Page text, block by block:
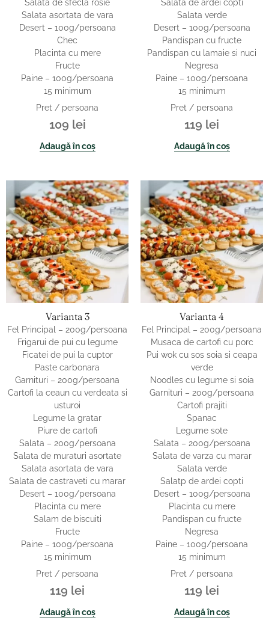
Salata de sfecla rosie
Salata asortata de vara
Desert – 100g/persoana
Chec
Placinta cu mere
Fructe
Paine – 100g/persoana
15 minimum
Pret / persoana
109 lei
Adaugă în coș
Salata de ardei copti
Salata verde
Desert – 100g/persoana
Pandispan cu fructe
Pandispan cu lamaie si nuci
Negresa
Paine – 100g/persoana
15 minimum
Pret / persoana
119 lei
Adaugă în coș
Varianta 3
Fel Principal – 200g/persoana
Frigarui de pui cu legume
Ficatei de pui la cuptor
Paste carbonara
Garnituri – 200g/persoana
Cartofi la ceaun cu verdeata si
usturoi
Legume la gratar
Piure de cartofi
Salata – 200g/persoana
Salata de muraturi asortate
Salata asortata de vara
Salata de castraveti cu marar
Desert – 100g/persoana
Placinta cu mere
Salam de biscuiti
Fructe
Paine – 100g/persoana
15 minimum
Pret / persoana
119 lei
Adaugă în coș
Varianta 4
Fel Principal – 200g/persoana
Musaca de cartofi cu porc
Pui wok cu sos soia si ceapa
verde
Noodles cu legume si soia
Garnituri – 200g/persoana
Cartofi prajiti
Spanac
Legume sote
Salata – 200g/persoana
Salata de varza cu marar
Salata verde
Salatp de ardei copti
Desert – 100g/persoana
Placinta cu mere
Pandispan cu fructe
Negresa
Paine – 100g/persoana
15 minimum
Pret / persoana
119 lei
Adaugă în coș